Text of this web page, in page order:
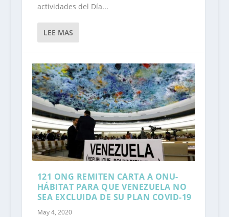
actividades del Día...
LEE MAS
121 ONG REMITEN CARTA A ONU-
HÁBITAT PARA QUE VENEZUELA NO
SEA EXCLUIDA DE SU PLAN COVID-19
May 4, 2020